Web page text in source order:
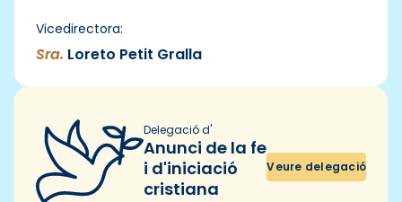
Vicedirectora:
Sra. Loreto Petit Gralla
Delegació d'
Anunci de la fe
i d'iniciació
cristiana
Veure delegació